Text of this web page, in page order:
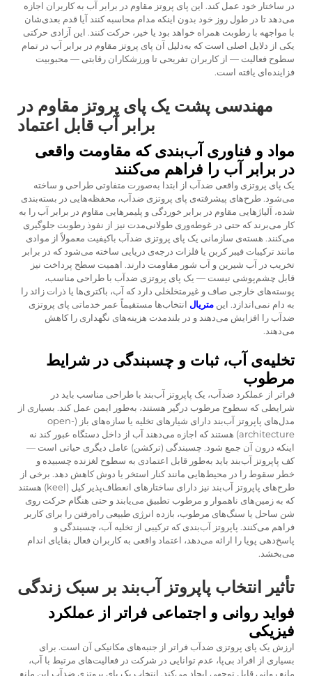
در ساختار خود عمل کند. این پای پروتز مقاوم در برابر آب به کاربران اجازه
می‌دهد تا در طول روز خود بدون اینکه مدام محاسبه کنند آیا قدم بعدی‌شان
با مواجهه با رطوبت همراه خواهد بود یا خیر، حرکت کنند. این آزادی حرکتی
یکی از دلایل اصلی است که به‌دلیل آن پای پروتز مقاوم در برابر آب در تمام
سطوح فعالیت — از کاربران تفریحی تا ورزشکاران رقابتی — محبوبیت
فزاینده‌ای یافته است.
مهندسی پشت یک پای پروتز مقاوم در
برابر آب قابل اعتماد
مواد و فناوری آب‌بندی که مقاومت واقعی
در برابر آب را فراهم می‌کنند
یک پاى پروتزى واقعى ضدآب از ابتدا به‌صورت متفاوتی طراحى و ساخته
مى‌شود. طرح‌هاى پیشرفته‌ى پای پروتزى ضدآب، محفظه‌هایی در بسته‌بندی
شده، آلیاژهایی مقاوم در برابر خوردگی و پلیمرهایی مقاوم در برابر آب را به
کار مى‌برند که حتى در غوطه‌ورى طولانى‌مدت نیز از نفوذ رطوبت جلوگیرى
مى‌کنند. هسته‌ى سازمانى یک پای پروتزى ضدآب باکیفیت معمولاً از موادی
مانند ترکیبات فیبر کربن یا فلزات درجه‌ى دریایى ساخته مى‌شود که در برابر
تخریب در آب شیرین و آب شور مقاومت دارند. اهمیت سطح پرداخت نیز
قابل چشم‌پوشى نیست — یک پای پروتزى ضدآب با طراحى مناسب،
پوسته‌های خارجى صاف و غیرمتخلخلى دارد که آب، باکترى‌ها یا ذرات زائد را
به دام نمى‌اندازد. این متریال انتخاب‌ها مستقیماً عمر خدماتى پای پروتزى
ضدآب را افزایش مى‌دهند و در بلندمدت هزینه‌هاى نگهدارى را کاهش
مى‌دهند.
تخلیه‌ى آب، ثبات و چسبندگى در شرایط
مرطوب
فراتر از عملکرد ضدآب، یک پاپروتز آب‌بند با طراحی مناسب باید در
شرایطی که سطوح مرطوب درگیر هستند، به‌طور ایمن عمل کند. بسیاری از
مدل‌های پاپروتز آب‌بند دارای شیارهای تخلیه یا سازه‌های باز (open-
architecture) هستند که اجازه می‌دهند آب از داخل دستگاه عبور کند نه
اینکه درون آن جمع شود. چسبندگی (ترکشن) عامل دیگری حیاتی است —
کف پاپروتز آب‌بند باید به‌طور قابل اعتمادی به سطوح لغزنده چسبیده و
خطر سقوط را در محیط‌هایی مانند کنار استخر یا دوش کاهش دهد. برخی از
طرح‌های پاپروتز آب‌بند نیز دارای ساختارهای انعطاف‌پذیر کیل (keel) هستند
که به زمین‌های ناهموار و مرطوب تطبیق می‌یابند و حتی هنگام حرکت روی
شن ساحل یا سنگ‌های مرطوب، بازده انرژی طبیعی راه‌رفتن را برای کاربر
فراهم می‌کنند. پاپروتز آب‌بندی که ترکیبی از تخلیه آب، چسبندگی و
پاسخ‌دهی پویا را ارائه می‌دهد، اعتماد واقعی به کاربران فعال بقایای اندام
می‌بخشد.
تأثیر انتخاب پاپروتز آب‌بند بر سبک زندگی
فواید روانی و اجتماعی فراتر از عملکرد
فیزیکی
ارزش یک پاى پروتزی ضدآب فراتر از جنبه‌های مکانیکی آن است. برای
بسیاری از افراد بی‌پا، عدم توانایی در شرکت در فعالیت‌های مرتبط با آب،
مانع روانی قابل توجهی ایجاد می‌کند. انتخاب یک پای پروتزی ضدآب این مانع